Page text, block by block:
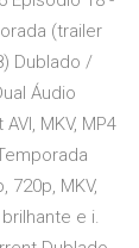
(trailer
Dublado /
Áudio
MKV, MP4
720p, MKV,
e i.